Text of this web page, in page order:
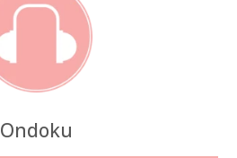
Ondoku